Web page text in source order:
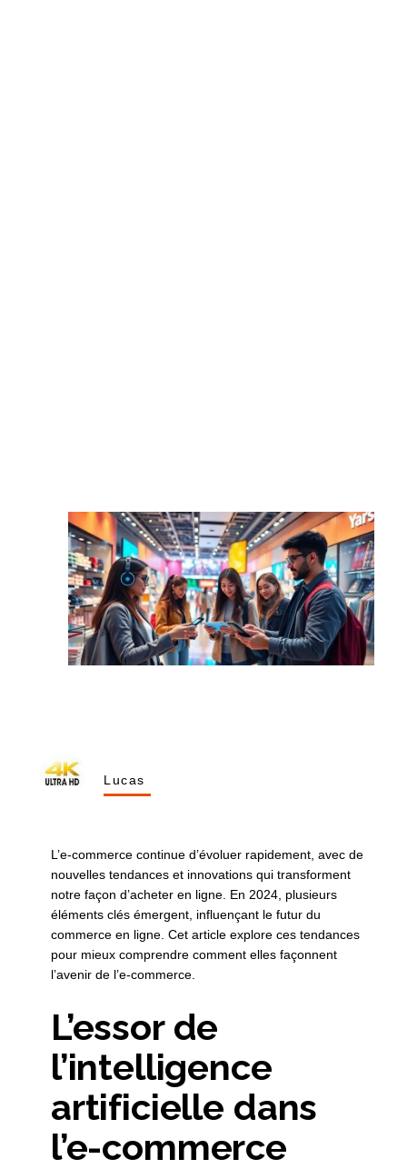
Lucas
L’e-commerce continue d’évoluer rapidement, avec de
nouvelles tendances et innovations qui transforment
notre façon d’acheter en ligne. En 2024, plusieurs
éléments clés émergent, influençant le futur du
commerce en ligne. Cet article explore ces tendances
pour mieux comprendre comment elles façonnent
l’avenir de l’e-commerce.
L’essor de
l’intelligence
artificielle dans
l’e-commerce